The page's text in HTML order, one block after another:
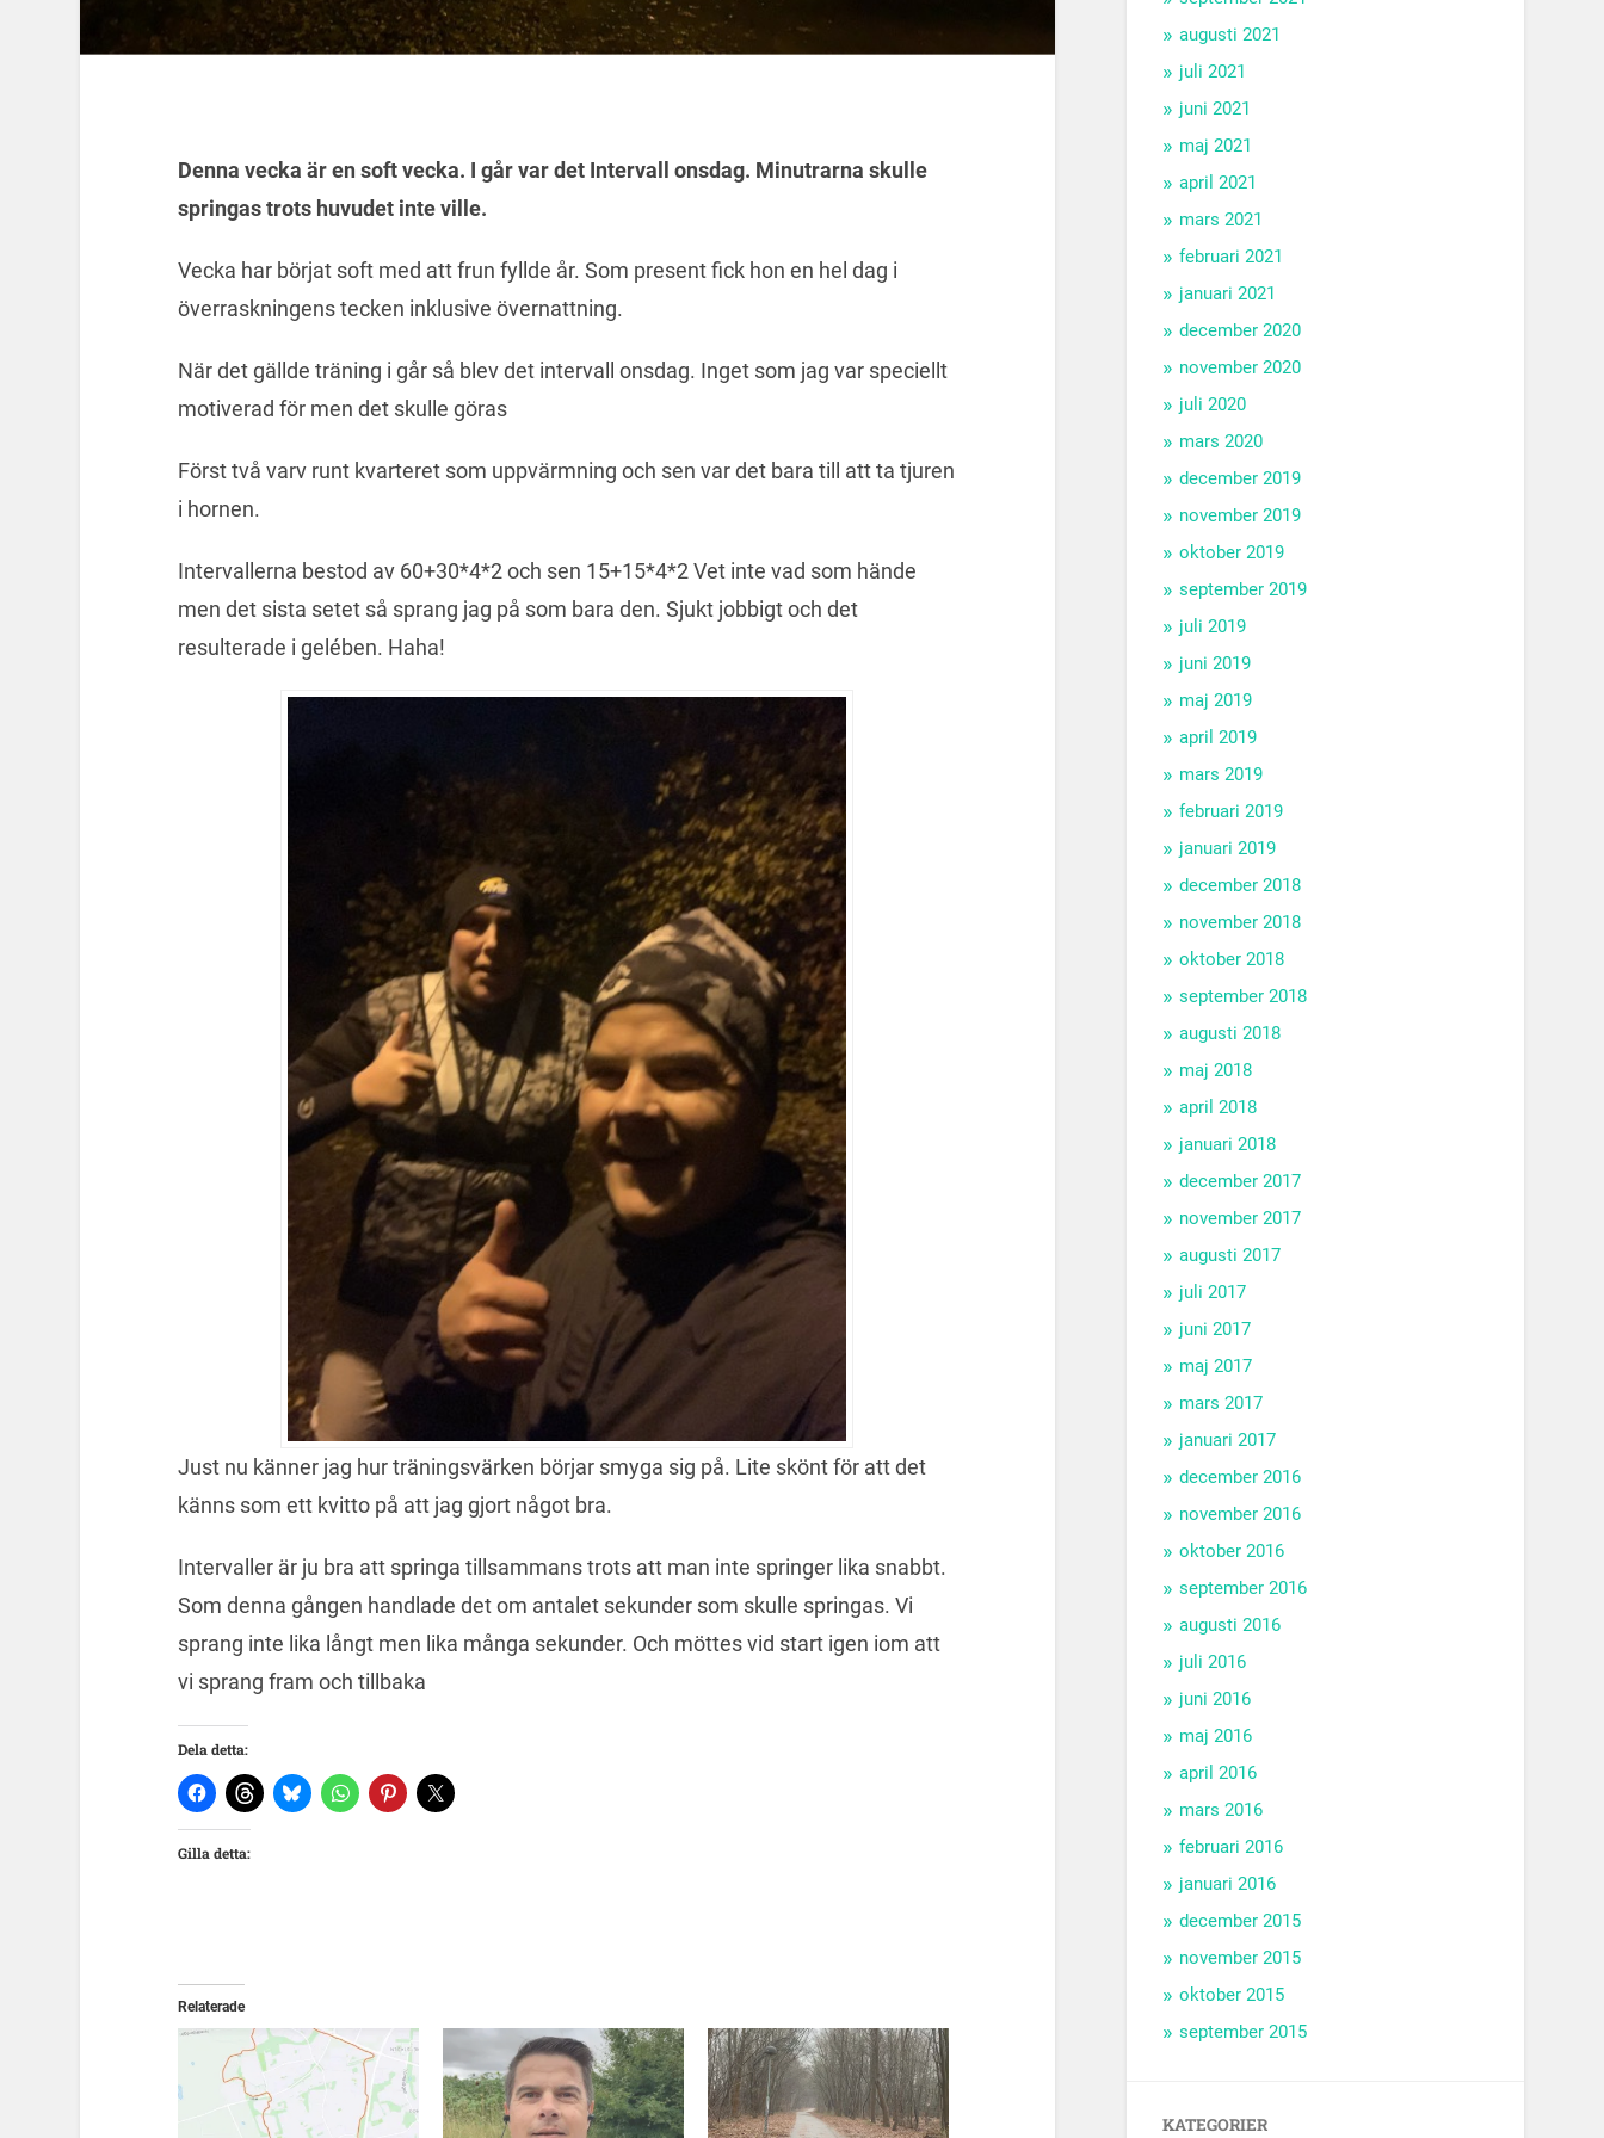
Denna vecka är en soft vecka. I går var det Intervall onsdag. Minutrarna skulle
springas trots huvudet inte ville.
Vecka har börjat soft med att frun fyllde år. Som present fick hon en hel dag i
överraskningens tecken inklusive övernattning.
När det gällde träning i går så blev det intervall onsdag. Inget som jag var speciellt
motiverad för men det skulle göras
Först två varv runt kvarteret som uppvärmning och sen var det bara till att ta tjuren
i hornen.
Intervallerna bestod av 60+30*4*2 och sen 15+15*4*2 Vet inte vad som hände
men det sista setet så sprang jag på som bara den. Sjukt jobbigt och det
resulterade i gelében. Haha!
Just nu känner jag hur träningsvärken börjar smyga sig på. Lite skönt för att det
känns som ett kvitto på att jag gjort något bra.
Intervaller är ju bra att springa tillsammans trots att man inte springer lika snabbt.
Som denna gången handlade det om antalet sekunder som skulle springas. Vi
sprang inte lika långt men lika många sekunder. Och möttes vid start igen iom att
vi sprang fram och tillbaka
Dela detta:
Gilla detta:
Relaterade
augusti 2021
juli 2021
juni 2021
maj 2021
april 2021
mars 2021
februari 2021
januari 2021
december 2020
november 2020
juli 2020
mars 2020
december 2019
november 2019
oktober 2019
september 2019
juli 2019
juni 2019
maj 2019
april 2019
mars 2019
februari 2019
januari 2019
december 2018
november 2018
oktober 2018
september 2018
augusti 2018
maj 2018
april 2018
januari 2018
december 2017
november 2017
augusti 2017
juli 2017
juni 2017
maj 2017
mars 2017
januari 2017
december 2016
november 2016
oktober 2016
september 2016
augusti 2016
juli 2016
juni 2016
maj 2016
april 2016
mars 2016
februari 2016
januari 2016
december 2015
november 2015
oktober 2015
september 2015
KATEGORIER